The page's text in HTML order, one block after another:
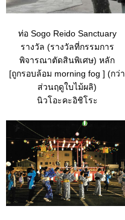
ท่อ Sogo Reido Sanctuary
รางวัล (รางวัลที่กรรมการ
พิจารณาตัดสินพิเศษ) หลัก
[ถูกรอบล้อม morning fog ] (กว่า
ส่วนฤดูใบไม้ผลิ)
นิวโอะคะอิชิโระ